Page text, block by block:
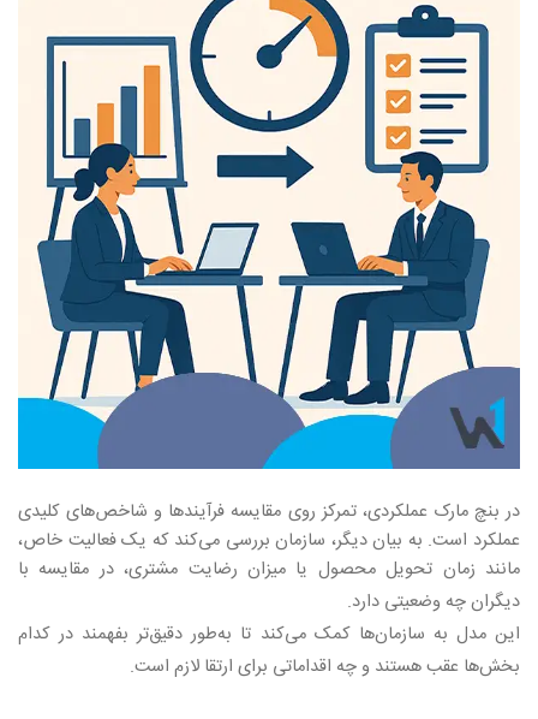
در بنچ مارک عملکردی، تمرکز روی مقایسه فرآیندها و شاخص‌های کلیدی
عملکرد است. به بیان دیگر، سازمان بررسی می‌کند که یک فعالیت خاص،
مانند زمان تحویل محصول یا میزان رضایت مشتری، در مقایسه با
دیگران چه وضعیتی دارد.
این مدل به سازمان‌ها کمک می‌کند تا به‌طور دقیق‌تر بفهمند در کدام
بخش‌ها عقب هستند و چه اقداماتی برای ارتقا لازم است.